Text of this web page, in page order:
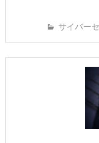
サイバー